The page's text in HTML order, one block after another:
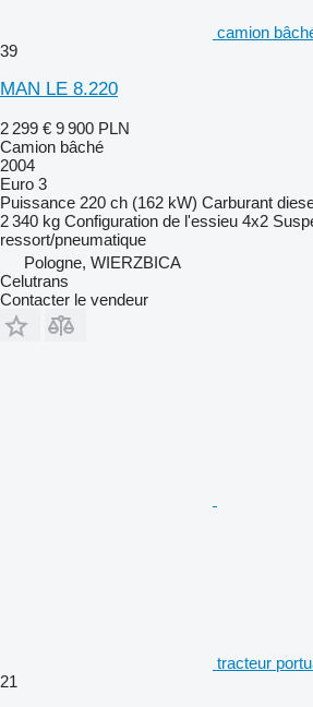
camion
39
MAN LE 8.220
2 299 € 9 900 PLN
Camion bâché
2004
Euro 3
Puissance 220 ch (162 kW) Carburant
2 340 kg Configuration de l'essieu 4x2
ressort/pneumatique
Pologne, WIERZBICA
Celutrans
Contacter le vendeur
tracteur
21